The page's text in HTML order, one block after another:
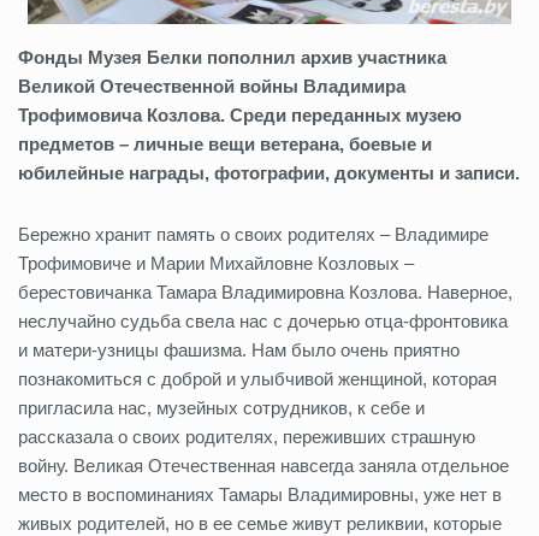
Фонды Музея Белки пополнил архив участника
Великой Отечественной войны Владимира
Трофимовича Козлова. Среди переданных музею
предметов – личные вещи ветерана, боевые и
юбилейные награды, фотографии, документы и записи.
Бережно хранит память о своих родителях – Владимире
Трофимовиче и Марии Михайловне Козловых –
берестовичанка Тамара Владимировна Козлова. Наверное,
неслучайно судьба свела нас с дочерью отца-фронтовика
и матери-узницы фашизма. Нам было очень приятно
познакомиться с доброй и улыбчивой женщиной, которая
пригласила нас, музейных сотрудников, к себе и
рассказала о своих родителях, переживших страшную
войну. Великая Отечественная навсегда заняла отдельное
место в воспоминаниях Тамары Владимировны, уже нет в
живых родителей, но в ее семье живут реликвии, которые